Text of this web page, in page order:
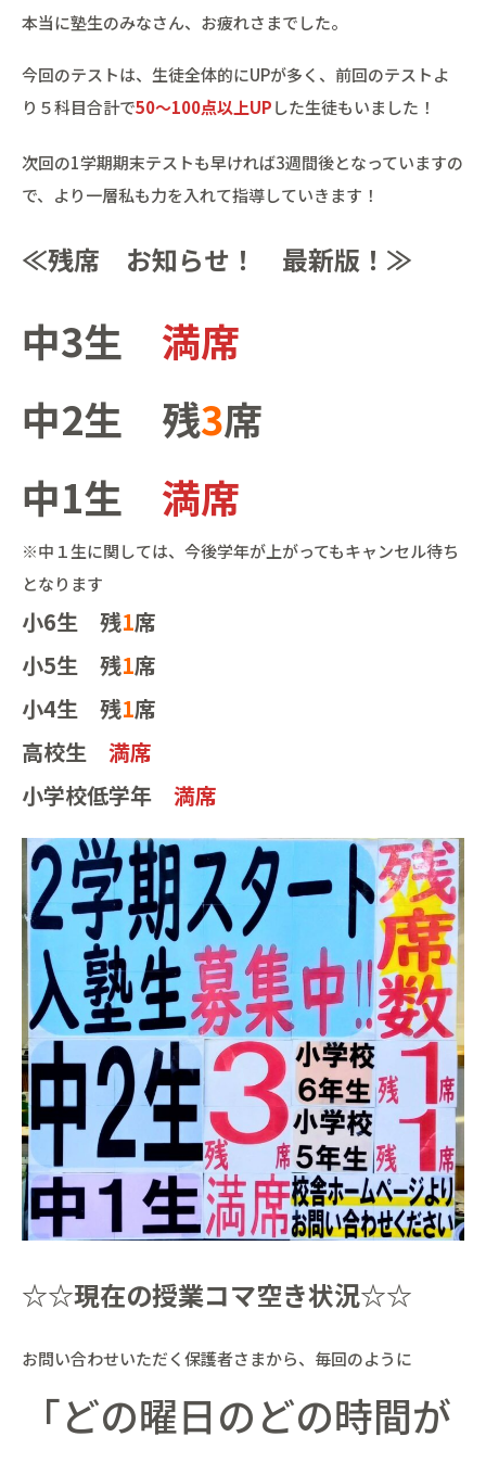
本当に塾生のみなさん、お疲れさまでした。
今回のテストは、生徒全体的にUPが多く、前回のテストよ
り５科目合計で50～100点以上UPした生徒もいました！
次回の1学期期末テストも早ければ3週間後となっていますの
で、より一層私も力を入れて指導していきます！
≪残席 お知らせ！ 最新版！≫
中3生 満席
中2生 残3席
中1生 満席
※中１生に関しては、今後学年が上がってもキャンセル待ち
となります
小6生 残1席
小5生 残1席
小4生 残1席
高校生 満席
小学校低学年 満席
☆☆現在の授業コマ空き状況☆☆
お問い合わせいただく保護者さまから、毎回のように
「どの曜日のどの時間が